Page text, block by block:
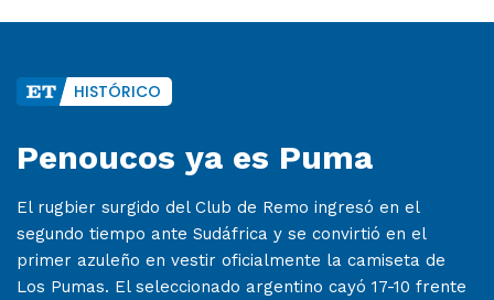
HISTÓRICO
Penoucos ya es Puma
El rugbier surgido del Club de Remo ingresó en el
segundo tiempo ante Sudáfrica y se convirtió en el
primer azuleño en vestir oficialmente la camiseta de
Los Pumas. El seleccionado argentino cayó 17-10 frente